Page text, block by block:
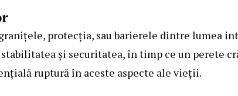
protecția, sau barierele dintre lumea
și securitatea, în timp ce un perete
ruptură în aceste aspecte ale vieții.